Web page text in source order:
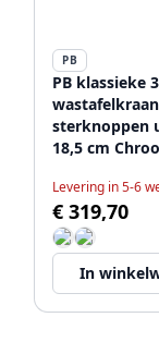
PB
PB klassieke
wastafelkraan
sterknoppen
18,5 cm
Levering in 5-6
€ 319,70
In